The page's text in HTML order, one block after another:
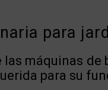
para
máquinas de
para su